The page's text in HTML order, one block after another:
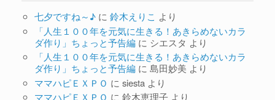
七夕ですね～♪に 鈴木えりこ より
「人生１００年を元気に生きる！あきらめないカラ
ダ作り」ちょっと予告編に シエスタ より
「人生１００年を元気に生きる！あきらめないカラ
ダ作り」ちょっと予告編に 島田妙美 より
ママハピＥＸＰＯ に siestaより
ママハピＥＸＰＯ に 鈴木恵理子より